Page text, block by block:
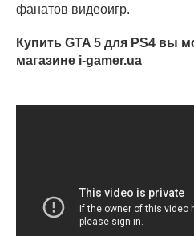
фанатов видеоигр.
Купить GTA 5 для PS4 вы
магазине i-gamer.ua